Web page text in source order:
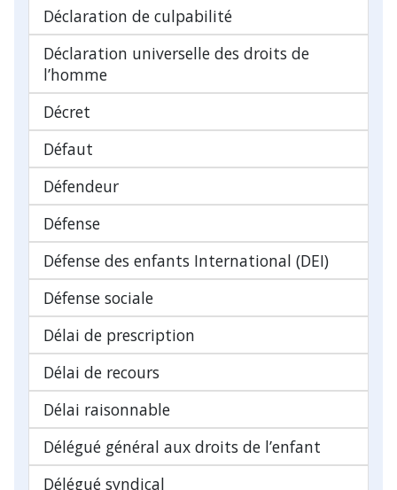
Déclaration de culpabilité
Déclaration universelle des droits de
l’homme
Décret
Défaut
Défendeur
Défense
Défense des enfants International (DEI)
Défense sociale
Délai de prescription
Délai de recours
Délai raisonnable
Délégué général aux droits de l’enfant
Délégué syndical